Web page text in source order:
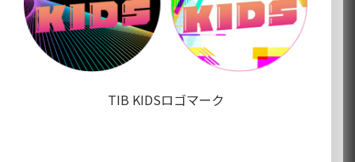
TIB KIDSロゴマーク